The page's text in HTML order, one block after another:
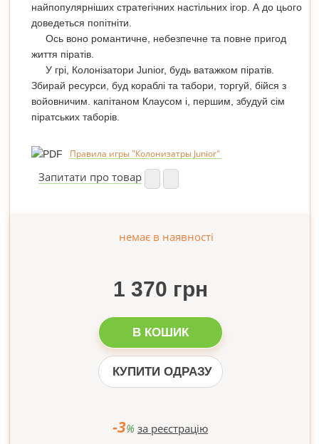
найпопулярніших стратегічних настільних ігор. А до цього
доведеться попітніти.
Ось воно романтичне, небезпечне та повне пригод
життя піратів.
У грі, Колонізатори Junior, будь ватажком піратів.
Збирай ресурси, буд кораблі та табори, торгуй, бійся з
войовничим. капітаном Клаусом і, першим, збудуй сім
піратських таборів.
Правила игры "Колонизатры Junior"
Запитати про товар
немає в наявності
1 370 грн
В КОШИК
КУПИТИ ОДРАЗУ
-3% за реєстрацію